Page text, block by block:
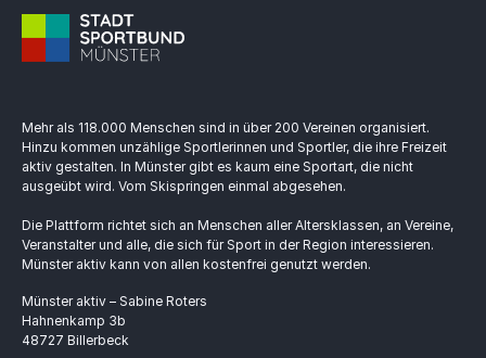
Mehr als 118.000 Menschen sind in über 200 Vereinen organisiert.
Hinzu kommen unzählige Sportlerinnen und Sportler, die ihre Freizeit
aktiv gestalten. In Münster gibt es kaum eine Sportart, die nicht
ausgeübt wird. Vom Skispringen einmal abgesehen.
Die Plattform richtet sich an Menschen aller Altersklassen, an Vereine,
Veranstalter und alle, die sich für Sport in der Region interessieren.
Münster aktiv kann von allen kostenfrei genutzt werden.
Münster aktiv – Sabine Roters
Hahnenkamp 3b
48727 Billerbeck